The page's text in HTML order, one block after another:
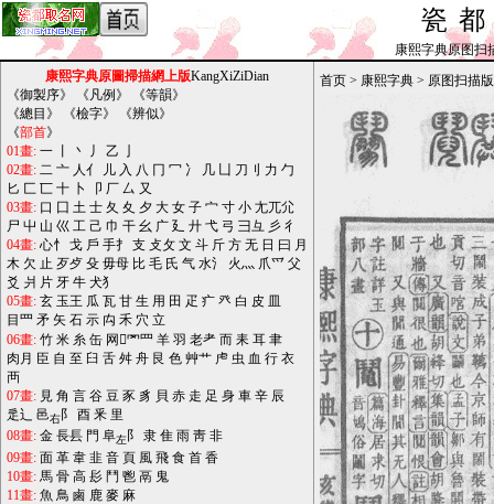
瓷
康熙字典原图扫
康熙字典原圖掃描網上版KangXiZiDian
《御製序》 《凡例 》 《等韻》
《總目 》 《檢字》 《辨似》
《部首》
01畫: 一 丶 丿 乙
02畫: 二 亠 人亻 儿 入 八 冂 冖 冫 几 凵 刀刂 力 勹
匕 匚 匸 十 卜 卩 厂 厶 又
03畫: 口 囗 土 士 夂 夊 夕 大 女 子 宀 寸 小 尢兀尣
尸 屮 山 巛 工 己 巾 干 幺 广 廴 廾 弋 弓 彐彑 彡 彳
04畫: 心忄 戈 戶 手扌 支 攴攵 文 斗 斤 方 无 日 曰 月
木 欠 止 歹歺 殳 毋母 比 毛 氏 气 水氵 火灬 爪爫 父
爻 爿 片 牙 牛 犬犭
05畫: 玄 玉王 瓜 瓦 甘 生 用 田 疋 疒 癶 白 皮 皿
目罒 矛 矢 石 示 禸 禾 穴 立
06畫: 竹 米 糸 缶 网罓罒 羊 羽 老耂 而 耒 耳 聿
肉月 臣 自 至 臼 舌 舛 舟 艮 色 艸艹 虍 虫 血 行 衣
襾
07畫: 見 角 言 谷 豆 豕 豸 貝 赤 走 足 身 車 辛 辰
辵辶
邑右阝 酉 釆 里
08畫: 金 長镸 門 阜左阝 隶 隹 雨 靑 非
09畫: 面 革 韋 韭 音 頁 風 飛 食 首 香
10畫: 馬 骨 高 髟 鬥 鬯 鬲 鬼
11畫: 魚 鳥 鹵 鹿 麥 麻
首页 > 康熙字典 > 原图扫描版